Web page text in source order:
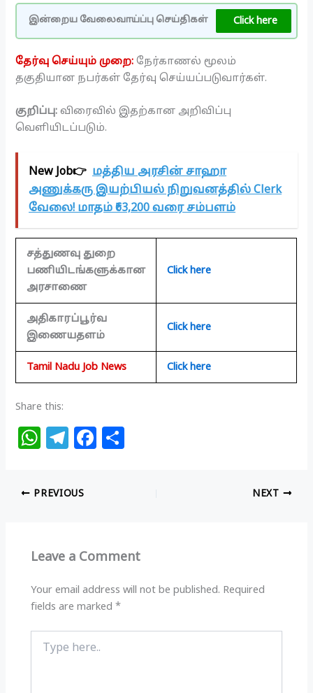
இன்றைய வேலைவாய்ப்பு செய்திகள் Click here
தேர்வு செய்யும் முறை: நேர்காணல் மூலம்
தகுதியான நபர்கள் தேர்வு செய்யப்படுவார்கள்.
குறிப்பு: விரைவில் இதற்கான அறிவிப்பு
வெளியிடப்படும்.
New Job👉 மத்திய அரசின் சாஹா
அணுக்கரு இயற்பியல் நிறுவனத்தில் Clerk
வேலை! மாதம் ₹63,200 வரை சம்பளம்
சத்துணவு துறை
பணியிடங்களுக்கான
அரசாணை
Click here
அதிகாரப்பூர்வ
இணையதளம்
Click here
Tamil Nadu Job News Click here
Share this:
W
at
s
p
T
e
g
m
F
o
k
PREVIOUS NEXT
Leave a Comment
Your email address will not be published. Required
fields are marked*
here..